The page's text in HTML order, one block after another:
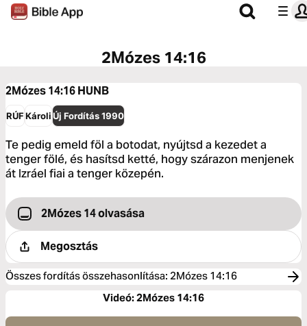
2Mózes 14:16
2Mózes 14:16HUNB
RÚFKároliÚj Fordítás 1990
Te pedig emeld föl a botodat, nyújtsd a kezedet a
tenger fölé, és hasítsd ketté, hogy szárazon menjenek
át Izráel fiai a tenger közepén.
2Mózes 14 olvasása
Megosztás
Összes fordítás összehasonlítása: 2Mózes 14:16
Videó: 2Mózes 14:16